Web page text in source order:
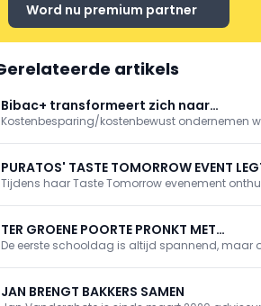
Word nu premium partner
artikels
Bibac+ transformeert zich naar
contactdagen
Kostenbesparing/kostenbewust ondernemen
transformeren wij het event naar een nieuw
PURATOS' TASTE TOMORROW EVENT
NIEUWE TRENDS BLOOT
Tijdens haar Taste Tomorrow evenement
voorkeuren aantonen, wat op zijn beurt
heeft voor spelers in bakkerij-, patisserie- en
TER GROENE POORTE PRONKT MET
HYPERMODERNE BAKKERIJSCHOOL
De eerste schooldag is altijd spannend, maar
400 leerlingen kennis met de gloednieuwe
bakkerijschool.
JAN BRENGT BAKKERS SAMEN